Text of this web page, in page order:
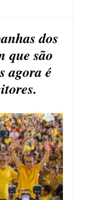
dos
que são
agora é